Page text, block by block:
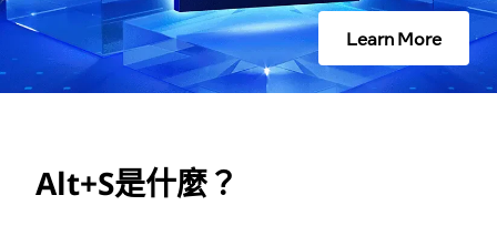
Learn More
Alt+S是什麼？